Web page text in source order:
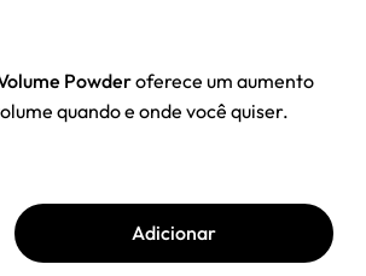
Powderoferece um aumento
quando e onde você quiser.
Adicionar